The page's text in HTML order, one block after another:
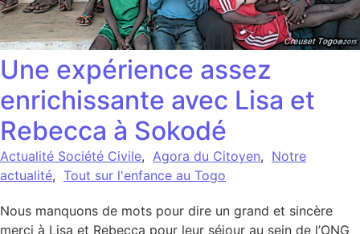
Une expérience assez
enrichissante avec Lisa et
Rebecca à Sokodé
Actualité Société Civile, Agora du Citoyen, Notre
actualité, Tout sur l'enfance au Togo
Nous manquons de mots pour dire un grand et sincère
merci à Lisa et Rebecca pour leur séjour au sein de l’ONG